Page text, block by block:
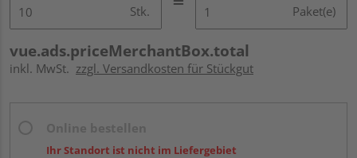
Stk. Paket(e)
vue.ads.priceMerchantBox.total
inkl. MwSt. zzgl. Versandkosten für Stückgut
Ihr Standort ist nicht im Liefergebiet